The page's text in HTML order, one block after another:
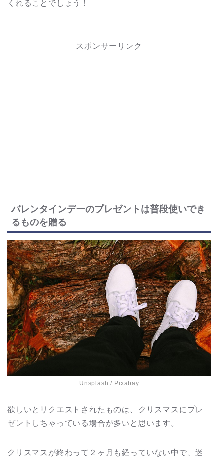
くれることでしょう！
スポンサーリンク
バレンタインデーのプレゼントは普段使いでき
るものを贈る
Unsplash / Pixabay
欲しいとリクエストされたものは、クリスマスにプレ
ゼントしちゃっている場合が多いと思います。
クリスマスが終わって２ヶ月も経っていない中で、迷